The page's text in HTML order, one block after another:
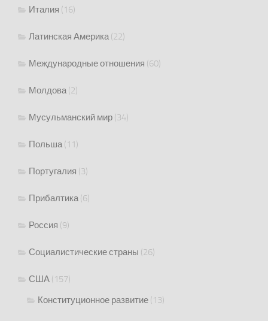
Италия (16)
Латинская Америка(22)
Международные отношения (60)
Молдова(2)
Мусульманский мир (34)
Польша(11)
Португалия (3)
Прибалтика(6)
Россия (9)
Социалистические страны (26)
США (157)
Конституционное развитие (13)